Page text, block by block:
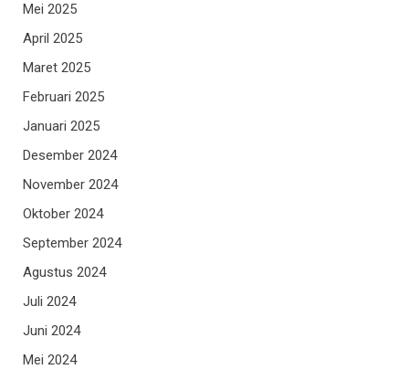
Mei 2025
April 2025
Maret 2025
Februari 2025
Januari 2025
Desember 2024
November 2024
Oktober 2024
September 2024
Agustus 2024
Juli 2024
Juni 2024
Mei 2024